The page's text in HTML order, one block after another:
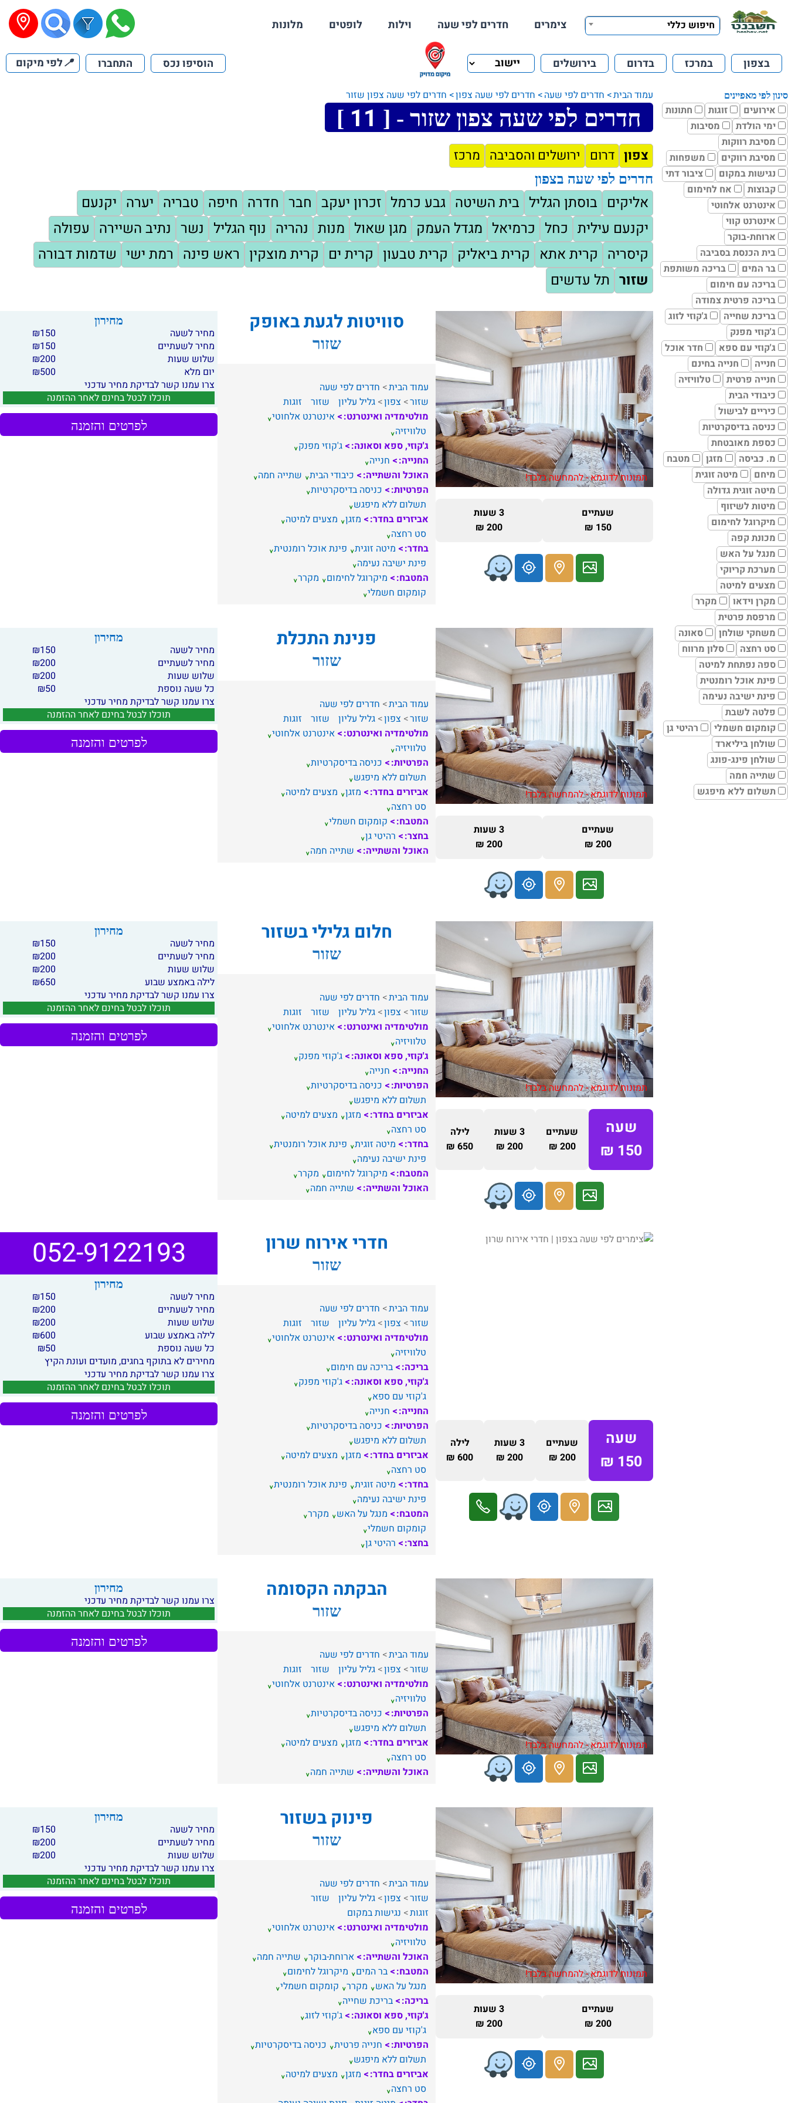
חיפוש כללי צימרים חדרים לפי שעה וילות לופטים מלונות
בצפון במרכז בדרום בירושלים הוסיפו נכס התחברו 📍לפי מיקום
סינון לפי מאפיינים
אירועים זוגות
חתונות
ימי הולדת
מסיבות
מסיבת רווקות
מסיבת רווקים
משפחות
נגישות במקום
ציבור דתי
קבוצות
אח לחימום
אינטרנט אלחוטי
אינטרנט קווי
ארוחת-בוקר
בית הכנסת בסביבה
בר המים
בריכה משותפת
בריכה עם חימום
בריכה פרטית צמודה
בריכת שחייה
ג'קוזי לזוג
ג'קוזי מפנק
ג'קוזי עם ספא
חדר אוכל
חנייה
חנייה בחינם
חנייה פרטית
טלוויזיה
כיבודי הבית
כיריים לבישול
כניסה בדיסקרטיות
כספת מאובטחת
מ. כביסה
מזגן
מטבח
מיחם
מיטה זוגית
מיטה זוגית גדולה
מיטות לשיזוף
מיקרוגל לחימום
מכונת קפה
מנגל על האש
מערכת קריוקי
מצעים למיטה
מקרן וידאו
מקרר
מרפסת פרטית
משחקי שולחן
סאונה
סט רחצה
סלון מרווח
ספה נפתחת למיטה
פינת אוכל רומנטית
פינת ישיבה נעימה
פלטה לשבת
קומקום חשמלי
רהיטי גן
שולחן ביליארד
שולחן פינג-פונג
שתייה חמה
תשלום ללא מיפגש
עמוד הבית חדרים לפי שעה חדרים לפי שעה צפון חדרים לפי שעה צפון שזור
חדרים לפי שעה צפון שזור - [ 11
]
צפון דרום ירושלים והסביבה מרכז
חדרים לפי שעה בצפון
אליקים בוסתן הגליל בית השיטה גבע כרמל זכרון יעקב חבר חדרה חיפה טבריה יערה יקנעם
יקנעם עילית כחל כרמיאל מגדל העמק מגן שאול מנות נהריה נוף הגליל נשר נתיב השיירה עפולה
קיסריה קרית אתא קרית ביאליק קרית טבעון קרית ים קרית מוצקין ראש פינה רמת ישי שדמות דבורה
שזור תל עדשים
תמונות לדוגמא - להמחשה בלבד!
שעתיים
150 ₪
3 שעות
200 ₪
סוויטות לגעת באופק
שזור
עמוד הבית
חדרים לפי שעה
שזור
צפון גליל עליון שזור
זוגות
מולטימדיה ואינטרנט:
אינטרנט אלחוטי
טלוויזיה
ג'קוזי, ספא וסאונה:
ג'קוזי מפנק
החנייה:
חנייה
האוכל והשתייה:
כיבודי הבית שתייה חמה
הפרטיות:
כניסה בדיסקרטיות
תשלום ללא מיפגש
אביזרים בחדר:
מזגן מצעים למיטה
סט רחצה
בחדר:
מיטה זוגית פינת אוכל רומנטית
פינת ישיבה נעימה
המטבח:
מיקרוגל לחימום
מקרר
קומקום חשמלי
מחירון
מחיר לשעה 150
₪
מחיר לשעתיים
150
₪
שלוש שעות
200
₪
יום מלא
500
₪
צרו עמנו קשר לבדיקת מחיר עדכני
תוכלו לבטל בחינם לאחר ההזמנה
לפרטים והזמנה
תמונות לדוגמא - להמחשה בלבד!
שעתיים
200 ₪
3 שעות
200 ₪
פנינת התכלת
שזור
עמוד הבית
חדרים לפי שעה
שזור
צפון גליל עליון שזור
זוגות
מולטימדיה ואינטרנט:
אינטרנט אלחוטי
טלוויזיה
הפרטיות:
כניסה בדיסקרטיות
תשלום ללא מיפגש
אביזרים בחדר:
מזגן מצעים למיטה
סט רחצה
המטבח:
קומקום חשמלי
בחצר:
רהיטי גן
האוכל והשתייה:
שתייה חמה
מחירון
מחיר לשעה 150
₪
מחיר לשעתיים
200
₪
שלוש שעות
200
₪
כל שעה נוספת
50
₪
צרו עמנו קשר לבדיקת מחיר עדכני
תוכלו לבטל בחינם לאחר ההזמנה
לפרטים והזמנה
תמונות לדוגמא - להמחשה בלבד!
שעה
150 ₪
שעתיים
200 ₪
3 שעות
200 ₪
לילה
650 ₪
חלום גלילי בשזור
שזור
עמוד הבית
חדרים לפי שעה
שזור
צפון גליל עליון שזור
זוגות
מולטימדיה ואינטרנט:
אינטרנט אלחוטי
טלוויזיה
ג'קוזי, ספא וסאונה:
ג'קוזי מפנק
החנייה:
חנייה
הפרטיות:
כניסה בדיסקרטיות
תשלום ללא מיפגש
אביזרים בחדר:
מזגן מצעים למיטה
סט רחצה
בחדר:
מיטה זוגית פינת אוכל רומנטית
פינת ישיבה נעימה
המטבח:
מיקרוגל לחימום
מקרר
האוכל והשתייה:
שתייה חמה
מחירון
מחיר לשעה 150
₪
מחיר לשעתיים
200
₪
שלוש שעות
200
₪
לילה באמצע שבוע
650
₪
צרו עמנו קשר לבדיקת מחיר עדכני
תוכלו לבטל בחינם לאחר ההזמנה
לפרטים והזמנה
שעה
150 ₪
שעתיים
200 ₪
3 שעות
200 ₪
לילה
600 ₪
חדרי אירוח שרון
שזור
עמוד הבית
חדרים לפי שעה
שזור
צפון גליל עליון שזור
זוגות
מולטימדיה ואינטרנט:
אינטרנט אלחוטי
טלוויזיה
בריכה:
בריכה עם חימום
ג'קוזי, ספא וסאונה:
ג'קוזי מפנק
ג'קוזי עם ספא
החנייה:
חנייה
הפרטיות:
כניסה בדיסקרטיות
תשלום ללא מיפגש
אביזרים בחדר:
מזגן מצעים למיטה
סט רחצה
בחדר:
מיטה זוגית פינת אוכל רומנטית
פינת ישיבה נעימה
המטבח:
מנגל על האש
מקרר
קומקום חשמלי
בחצר:
רהיטי גן
052-9122193
מחירון
מחיר לשעה 150
₪
מחיר לשעתיים
200
₪
שלוש שעות
200
₪
לילה באמצע שבוע
600
₪
כל שעה נוספת
50
₪
מחירים לא בתוקף בחגים, מועדים ועונת הקיץ
צרו עמנו קשר לבדיקת מחיר עדכני
תוכלו לבטל בחינם לאחר ההזמנה
לפרטים והזמנה
תמונות לדוגמא - להמחשה בלבד!
הבקתה הקסומה
שזור
עמוד הבית
חדרים לפי שעה
שזור
צפון גליל עליון שזור
זוגות
מולטימדיה ואינטרנט:
אינטרנט אלחוטי
טלוויזיה
הפרטיות:
כניסה בדיסקרטיות
תשלום ללא מיפגש
אביזרים בחדר:
מזגן מצעים למיטה
סט רחצה
האוכל והשתייה:
שתייה חמה
מחירון
צרו עמנו קשר לבדיקת מחיר עדכני
תוכלו לבטל בחינם לאחר ההזמנה
לפרטים והזמנה
תמונות לדוגמא - להמחשה בלבד!
שעתיים
200 ₪
3 שעות
200 ₪
פינוק בשזור
שזור
עמוד הבית
חדרים לפי שעה
שזור
צפון גליל עליון
שזור
זוגות
נגישות במקום
מולטימדיה ואינטרנט:
אינטרנט אלחוטי
טלוויזיה
האוכל והשתייה:
ארוחת-בוקר שתייה חמה
המטבח:
בר המים
מיקרוגל לחימום
מנגל על האש
מקרר קומקום חשמלי
בריכה:
בריכת שחייה
ג'קוזי, ספא וסאונה:
ג'קוזי לזוג
ג'קוזי עם ספא
הפרטיות:
חנייה פרטית כניסה בדיסקרטיות
תשלום ללא מיפגש
אביזרים בחדר:
מזגן מצעים למיטה
סט רחצה
מחירון
מחיר לשעה 150
₪
מחיר לשעתיים
200
₪
שלוש שעות
200
₪
צרו עמנו קשר לבדיקת מחיר עדכני
תוכלו לבטל בחינם לאחר ההזמנה
לפרטים והזמנה